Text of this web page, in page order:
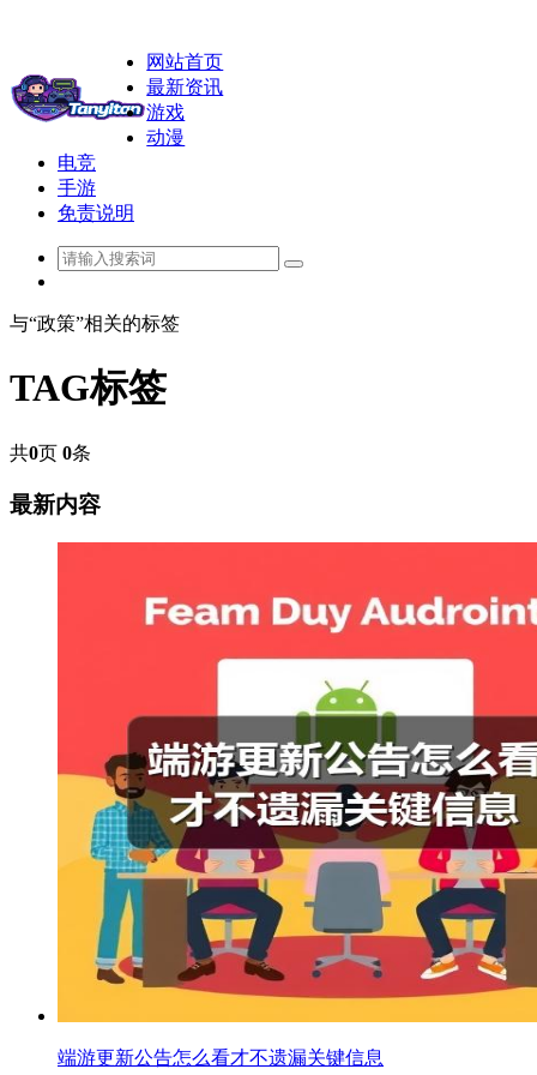
网站首页
最新资讯
游戏
动漫
电竞
手游
免责说明
与“政策”相关的标签
TAG标签
共0页 0条
最新内容
端游更新公告怎么看才不遗漏关键信息